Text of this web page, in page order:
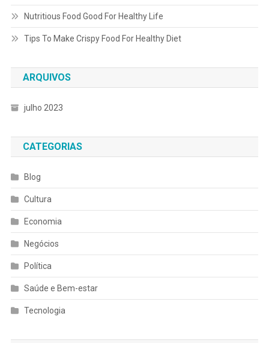
Nutritious Food Good For Healthy Life
Tips To Make Crispy Food For Healthy Diet
ARQUIVOS
julho 2023
CATEGORIAS
Blog
Cultura
Economia
Negócios
Política
Saúde e Bem-estar
Tecnologia